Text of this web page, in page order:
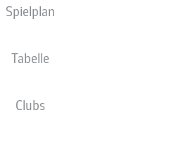
Spielplan
Tabelle
Clubs